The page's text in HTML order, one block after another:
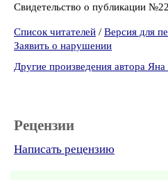
Свидетельство о публикации
Список читателей / Версия для
Заявить о нарушении
Другие произведения автора
Рецензии
Написать рецензию